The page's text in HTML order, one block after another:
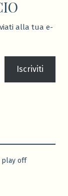
alla tua e-
Iscriviti
play off